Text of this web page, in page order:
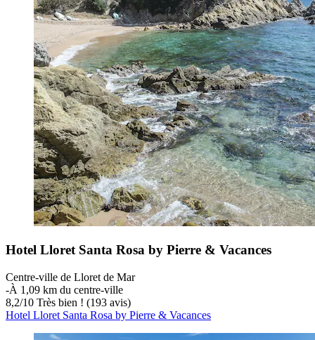
Hotel Lloret Santa Rosa by Pierre & Vacances
Centre-ville de Lloret de Mar
‐À 1,09 km du centre-ville
8,2/10 Très bien ! (193 avis)
Hotel Lloret Santa Rosa by Pierre & Vacances